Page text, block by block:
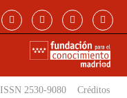
ISSN 2530-9080 Créditos